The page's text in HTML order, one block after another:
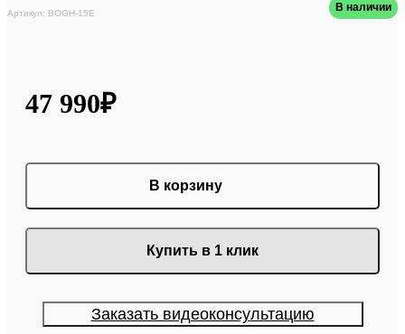
Артикул: BOGH-15E В наличии
47 990₽
В корзину
Купить в 1 клик
Заказать видеоконсультацию